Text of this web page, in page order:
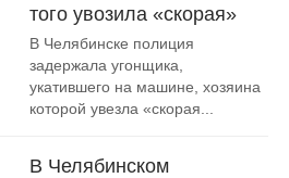
того увозила «скорая»
В Челябинске полиция
задержала угонщика,
укатившего на машине, хозяина
которой увезла «скорая...
В Челябинском